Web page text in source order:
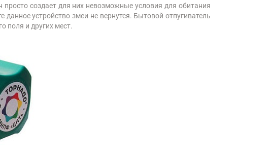
создает для них невозможные условия для обитания
устройство змеи не вернутся. Бытовой отпугиватель
поля и других мест.